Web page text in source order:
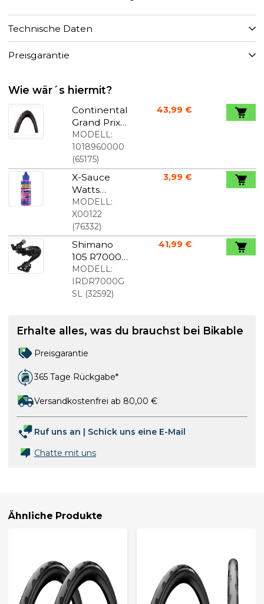
Technische Daten
Preisgarantie
Wie wär´s hiermit?
Continental
Grand Prix
5000
700x28C
Braune
Reifenflank
en
MODELL:
1018960000
(65175)
43,99 €
X-Sauce
Watts
Kettenöl
30ml
MODELL:
X00122
(76332)
3,99 €
Shimano
105 R7000
Schaltwerk
Lang
Schwarz
MODELL:
IRDR7000G
SL(32592)
41,99 €
Erhalte alles, was du brauchst bei Bikable
Preisgarantie
365 Tage Rückgabe*
Versandkostenfrei ab 80,00 €
Ruf uns an | Schick uns eine E-Mail
Chatte mit uns
Ähnliche Produkte